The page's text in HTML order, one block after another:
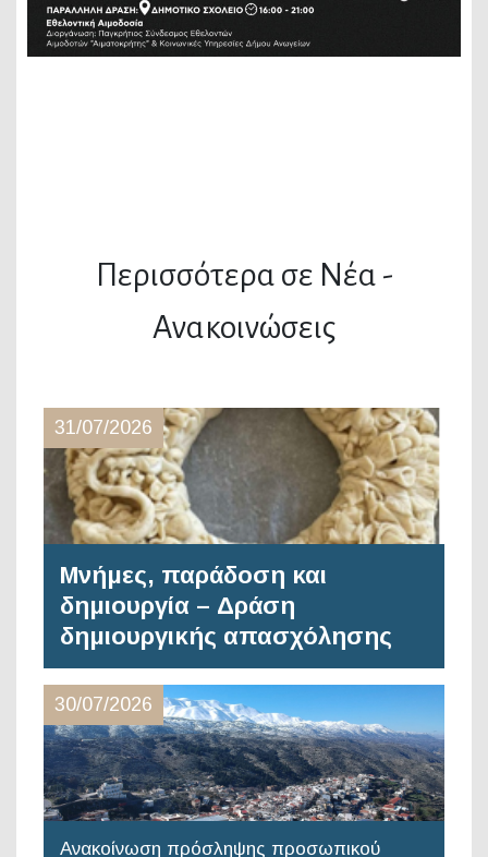
Περισσότερα σε Νέα -
Ανακοινώσεις
31/07/2026
Μνήμες, παράδοση και
δημιουργία – Δράση
δημιουργικής απασχόλησης
30/07/2026
Ανακοίνωση πρόσληψης προσωπικού